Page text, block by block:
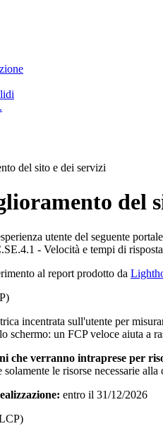
del sito e dei servizi
del
utente del seguente
- Velocità e tempi di
al report prodotto da
incentrata sull'utente per
schermo: un FCP veloce aiuta a
che verranno intraprese per
solamente le risorse necessarie
entro il 31/12/2026